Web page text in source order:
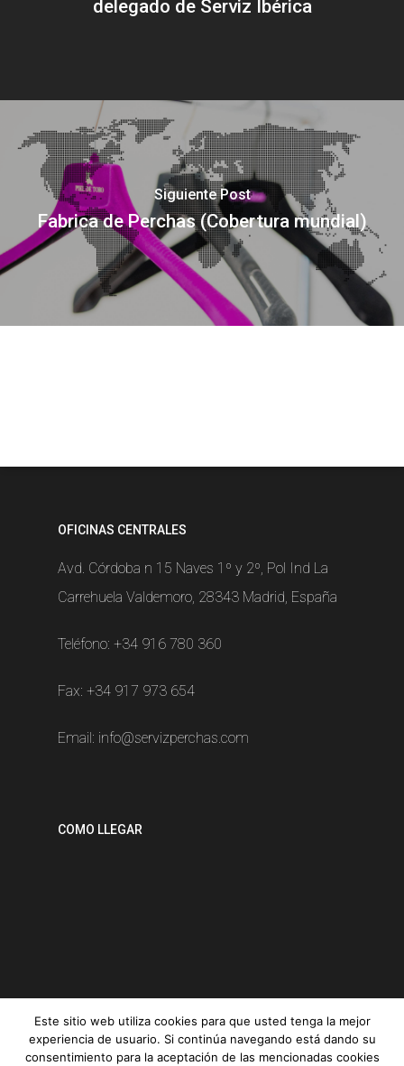
delegado de Serviz Ibérica
Siguiente Post
Fabrica de Perchas (Cobertura mundial)
OFICINAS CENTRALES
Avd. Córdoba n 15 Naves 1º y 2º, Pol Ind La
Carrehuela Valdemoro, 28343 Madrid, España
Teléfono: +34 916 780 360
Fax: +34 917 973 654
Email: info@servizperchas.com
COMO LLEGAR
Este sitio web utiliza cookies para que usted tenga la mejor
experiencia de usuario. Si continúa navegando está dando su
consentimiento para la aceptación de las mencionadas cookies